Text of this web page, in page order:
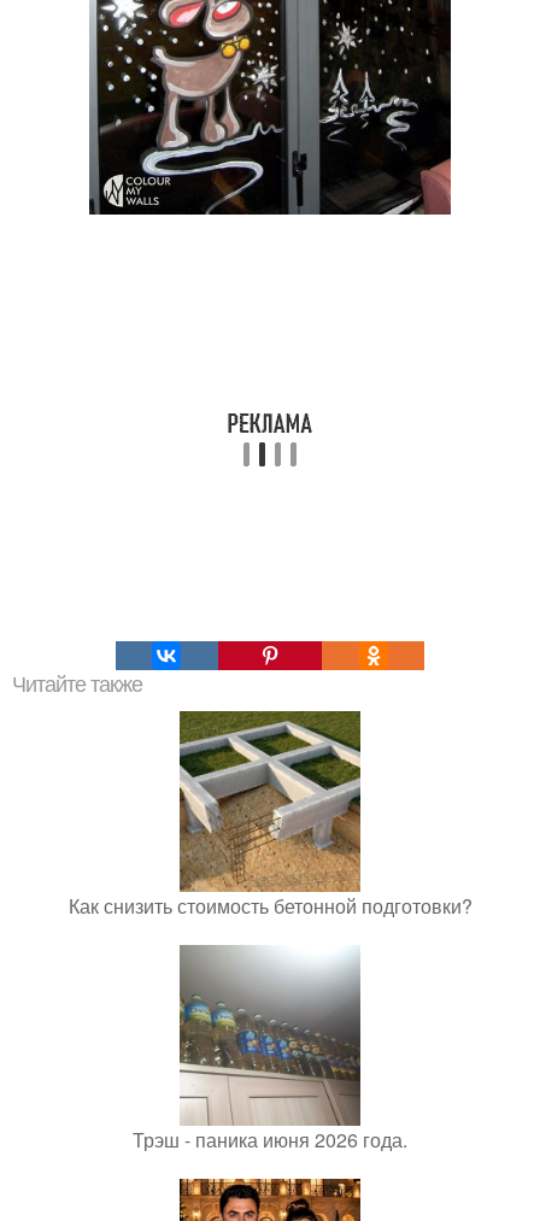
Читайте также
Как снизить стоимость бетонной подготовки?
Трэш - паника июня 2026 года.